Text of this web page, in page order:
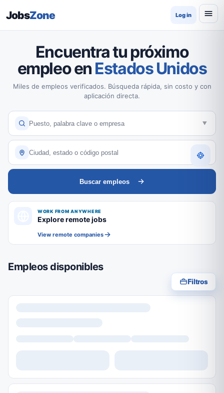
JobsZone Log in
Encuentra tu próximo
empleo en Estados Unidos
Miles de empleos verificados. Búsqueda rápida, sin costo y con
aplicación directa.
Buscar empleos
WORK FROM ANYWHERE
Explore remote jobs
View remote companies
Empleos disponibles
Filtros